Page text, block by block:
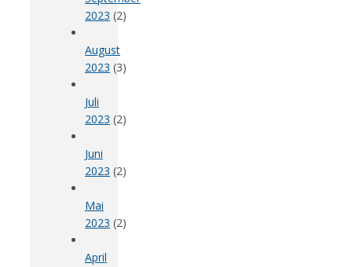
2023 (2)
August
2023 (3)
Juli
2023 (2)
Juni
2023 (2)
Mai
2023 (2)
April